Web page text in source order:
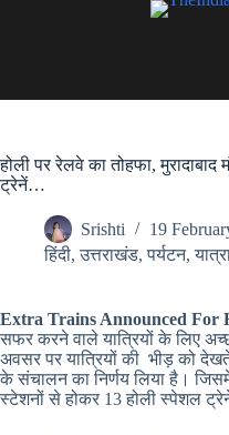
होली पर रेलवे का तोहफा,
ट्रेनें…
Srishti
19
हिंदी,उत्तराखंड,पर्यटन,
Extra Trains Announced For
सफर करने वाले यात्रियों के लिए
अवसर पर यात्रियों की भीड़ को
के संचालन का निर्णय लिया है।
स्टेशनों से होकर 13 होली स्पेशल